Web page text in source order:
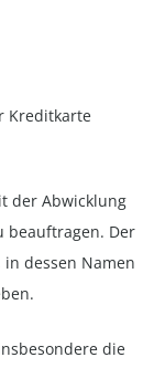
Kreditkarte
der Abwicklung
beauftragen. Der
in dessen Namen
die